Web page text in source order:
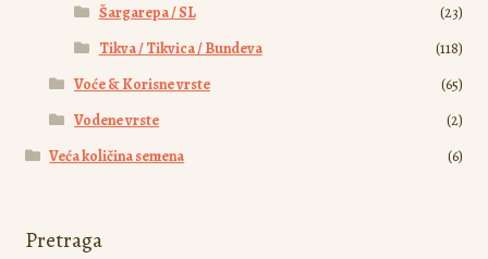
Šargarepa / SL
(23)
Tikva / Tikvica / Bundeva
(118)
Voće & Korisne vrste
(65)
Vodene vrste
(2)
Veća količina semena
(6)
Pretraga